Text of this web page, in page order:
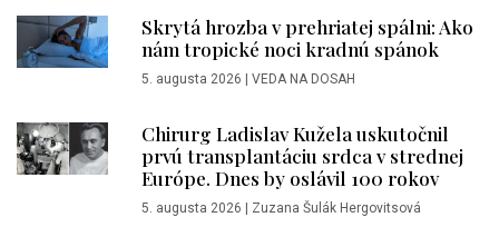
Skrytá hrozba v prehriatej spálni: Ako
nám tropické noci kradnú spánok
5. augusta 2026 VEDA NA DOSAH
Chirurg Ladislav Kužela uskutočnil
prvú transplantáciu srdca v strednej
Európe. Dnes by oslávil 100 rokov
5. augusta 2026 Zuzana Šulák Hergovitsová